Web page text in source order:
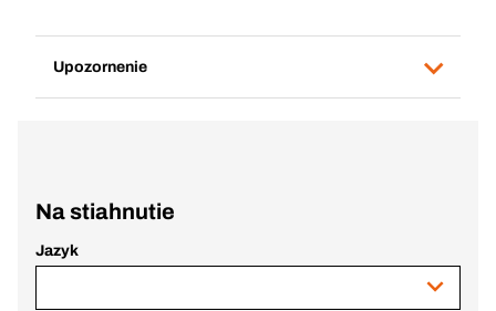
Upozornenie
Na stiahnutie
Jazyk